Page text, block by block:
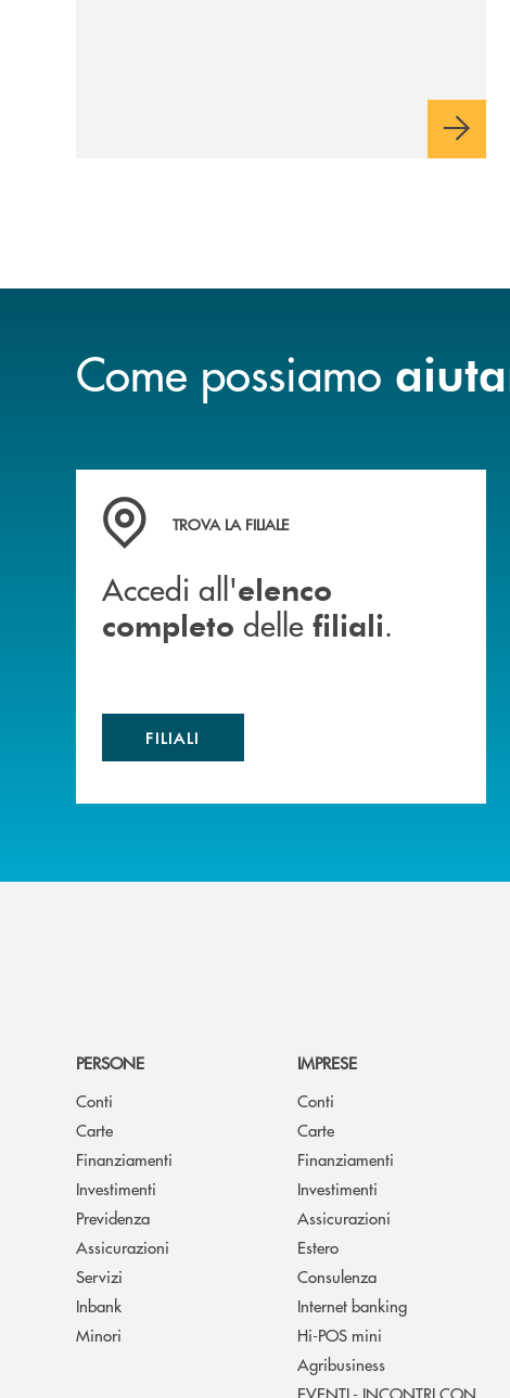
Come possiamo
Accedi all' elenco completo delle filiali .
TROVA LA FILIALE
Accedi all'elenco
completo delle filiali.
FILIALI
PERSONE
Conti
Carte
Finanziamenti
Investimenti
Previdenza
Assicurazioni
Servizi
Inbank
Minori
IMPRESE
Conti
Carte
Finanziamenti
Investimenti
Assicurazioni
Estero
Consulenza
Internet banking
Hi-POS mini
Agribusiness
EVENTI - INCONTRI CON